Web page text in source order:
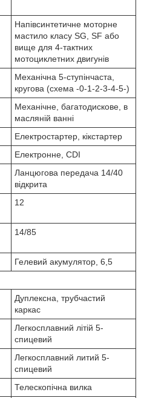
Напівсинтетичне моторне
мастило класу SG, SF або
вище для 4-тактних
мотоциклетних двигунів
Механічна 5-ступінчаста,
кругова (схема -0-1-2-3-4-5-)
Механічне, багатодискове, в
масляній ванні
Електростартер, кікстартер
Електронне, CDI
Ланцюгова передача 14/40
відкрита
12
14/85
Гелевий акумулятор, 6,5
Дуплексна, трубчастий
каркас
Легкосплавний літій 5-
спицевий
Легкосплавний литий 5-
спицевий
Телескопічна вилка